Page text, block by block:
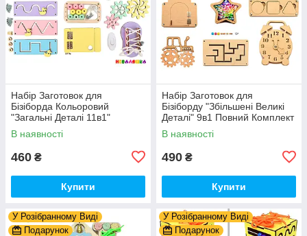
Набір Заготовок для
Бізіборда Кольоровий
"Загальні Деталі 11в1"
Базовий Комплект (+Клей,
Шурупи) Набiр Заготівель
В наявності
460 ₴
Купити
Набір Заготовок для
Бізіборду "Збільшені Великі
Деталі" 9в1 Повний Комплект
+ Всі Кріплення
В наявності
490 ₴
Купити
У Розібранному Виді
Подарунок
У Розібранному Виді
Подарунок